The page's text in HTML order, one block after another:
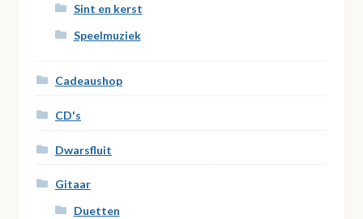
Sint en kerst
Speelmuziek
Cadeaushop
CD's
Dwarsfluit
Gitaar
Duetten